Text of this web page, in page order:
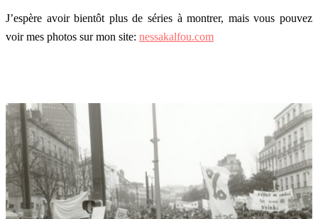
J’espère avoir bientôt plus de séries à montrer, mais vous pouvez
voir mes photos sur mon site: nessakalfou.com